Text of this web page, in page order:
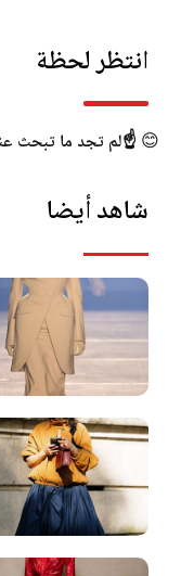
انتظر لحظة
😊☝️لم تجد ما تبحث
شاهد أيضا